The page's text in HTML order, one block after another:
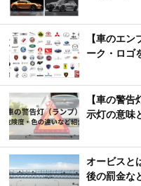
【車のエ
ーク・ロゴ
【車の警
示灯の意味
オービスと
後の罰金な